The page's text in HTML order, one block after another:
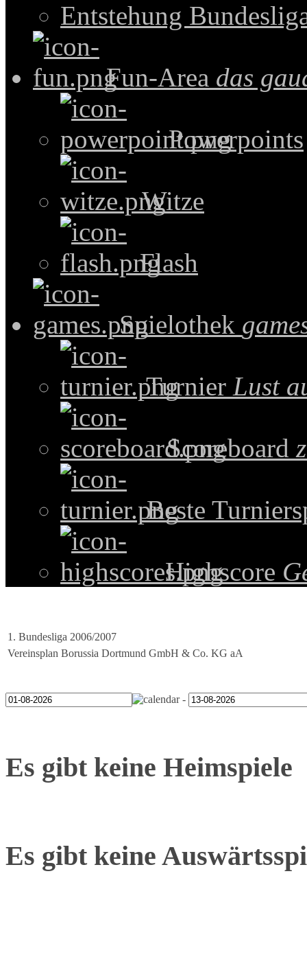
Entstehung
Fun-Area das
Powerpoints
Witze
Flash
Spielothek
Turnier Lust
Scoreboard
Beste
Highscore
1. Bundesliga 2006/2007
Vereinsplan Borussia Dortmund GmbH & Co. KG aA
-
Es gibt keine Heimspiele
Es gibt keine